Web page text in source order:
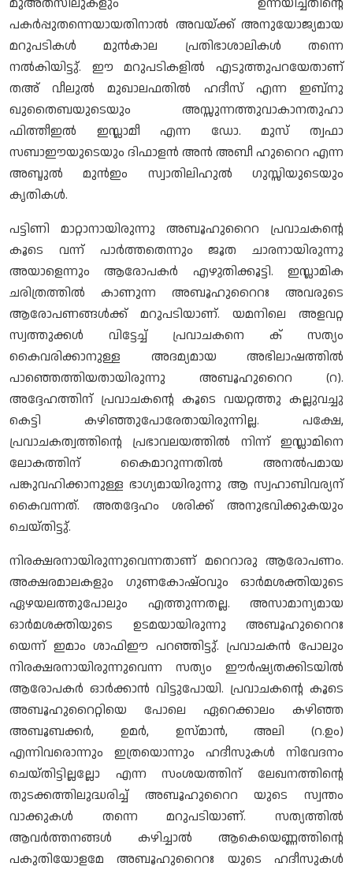
പകർപ്പുതന്നെയായതിനാൽ അവയ്ക്ക് അനുയോജ്യമായ
മറുപടികൾ മുൻകാല പ്രതിഭാശാലികൾ തന്നെ
നൽകിയിട്ടു്. ഈ മറുപടികളിൽ എടുത്തുപറയേതാണ്
തഅ് വീലുൽ മുഖാലഫതിൽ ഹദീസ് എന്ന ഇബ്നു
ഖുതൈബയുടെയും അസ്സുന്നത്തുവാകാനതുഹാ
ഫിത്തീഇൽ ഇസ്ലാമീ എന്ന ഡോ. മുസ് ത്വഫാ
സബാഈയുടെയും ദിഫാളൻ അൻ അബീ ഹുറൈറ എന്ന
അബ്ദുൽ മുൻഇം സ്വാതിലിഹുൽ ഗുസ്സിയുടെയും
കൃതികൾ.
പട്ടിണി മാറ്റാനായിരുന്നു അബൂഹുറൈറ പ്രവാചകന്റെ
കൂടെ വന്ന് പാർത്തതെന്നും ജൂത ചാരനായിരുന്നു
അയാളെന്നും ആരോപകർ എഴുതിക്കൂട്ടി. ഇസ്ലാമിക
ചരിത്രത്തിൽ കാണുന്ന അബൂഹുറൈറഃ അവരുടെ
ആരോപണങ്ങൾക്ക് മറുപടിയാണ്. യമനിലെ അളവറ്റ
സ്വത്തുക്കൾ വിട്ടേച്ച് പ്രവാചകനെ ക് സത്യം
കൈവരിക്കാനുള്ള അദമ്യമായ അഭിലാഷത്തിൽ
പാഞ്ഞെത്തിയതായിരുന്നു അബൂഹുറൈറ (റ).
അദ്ദേഹത്തിന് പ്രവാചകന്റെ കൂടെ വയറ്റത്തു കല്ലുവച്ചു
കെട്ടി കഴിഞ്ഞുപോരേതായിരുന്നില്ല. പക്ഷേ,
പ്രവാചകത്വത്തിന്റെ പ്രഭാവലയത്തിൽ നിന്ന് ഇസ്ലാമിനെ
ലോകത്തിന് കൈമാറുന്നതിൽ അനൽപമായ
പങ്കുവഹിക്കാനുള്ള ഭാഗ്യമായിരുന്നു ആ സ്വഹാബിവര്യന്
കൈവന്നത്. അതദ്ദേഹം ശരിക്ക് അനുഭവിക്കുകയും
ചെയ്തിട്ടു്.
നിരക്ഷരനായിരുന്നുവെന്നതാണ് മറെറാരു ആരോപണം.
അക്ഷരമാലകളും ഗുണകോഷ്ഠവും ഓർമശക്തിയുടെ
ഏഴയലത്തുപോലും എത്തുന്നതല്ല. അസാമാന്യമായ
ഓർമശക്തിയുടെ ഉടമയായിരുന്നു അബൂഹുറൈറഃ
യെന്ന് ഇമാം ശാഫിഈ പറഞ്ഞിട്ടു്. പ്രവാചകൻ പോലും
നിരക്ഷരനായിരുന്നുവെന്ന സത്യം ഈർഷ്യതക്കിടയിൽ
ആരോപകർ ഓർക്കാൻ വിട്ടുപോയി. പ്രവാചകന്റെ കൂടെ
അബൂഹുറൈറ്റിയെ പോലെ ഏറെക്കാലം കഴിഞ്ഞ
അബൂബക്കർ, ഉമർ, ഉസ്മാൻ, അലി (റ.ഉം)
എന്നിവരൊന്നും ഇത്രയൊന്നും ഹദീസുകൾ നിവേദനം
ചെയ്തിട്ടില്ലല്ലോ എന്ന സംശയത്തിന് ലേഖനത്തിന്റെ
തുടക്കത്തിലുദ്ധരിച്ച് അബൂഹുറൈറ യുടെ സ്വന്തം
വാക്കുകൾ തന്നെ മറുപടിയാണ്. സത്യത്തിൽ
ആവർത്തനങ്ങൾ കഴിച്ചാൽ ആകെയെണ്ണത്തിന്റെ
പകുതിയോളമേ അബൂഹുറൈറഃ യുടെ ഹദീസുകൾ